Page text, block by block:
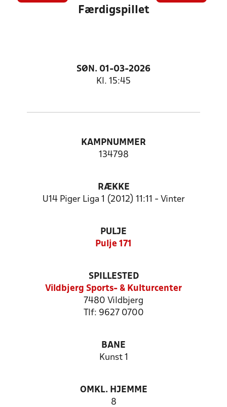
Færdigspillet
SØN. 01-03-2026
Kl. 15:45
KAMPNUMMER
134798
RÆKKE
U14 Piger Liga 1 (2012) 11:11 - Vinter
PULJE
Pulje 171
SPILLESTED
Vildbjerg Sports- & Kulturcenter
7480 Vildbjerg
Tlf: 9627 0700
BANE
Kunst 1
OMKL. HJEMME
8